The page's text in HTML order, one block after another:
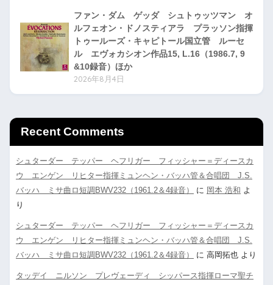
ファン・ダム ゲッダ シュトゥッツマン オ
ルフェオン・ドノスティアラ プラッソン指揮
トゥールーズ・キャピトール国立管 ルーセ
ル エヴォカシオン作品15, L.16（1986.7, 9
&10録音）ほか
2026年8月4日
Recent Comments
シュターダー テッパー ヘフリガー フィッシャー＝ディースカ
ウ エンゲン リヒター指揮ミュンヘン・バッハ管＆合唱団 J.S.
バッハ ミサ曲ロ短調BWV232（1961.2＆4録音）
に 岡本 浩和 よ
り
シュターダー テッパー ヘフリガー フィッシャー＝ディースカ
ウ エンゲン リヒター指揮ミュンヘン・バッハ管＆合唱団 J.S.
バッハ ミサ曲ロ短調BWV232（1961.2＆4録音）
に 高岡拓也 より
タッデイ ニルソン プレヴェーディ シッパース指揮ローマ聖チ